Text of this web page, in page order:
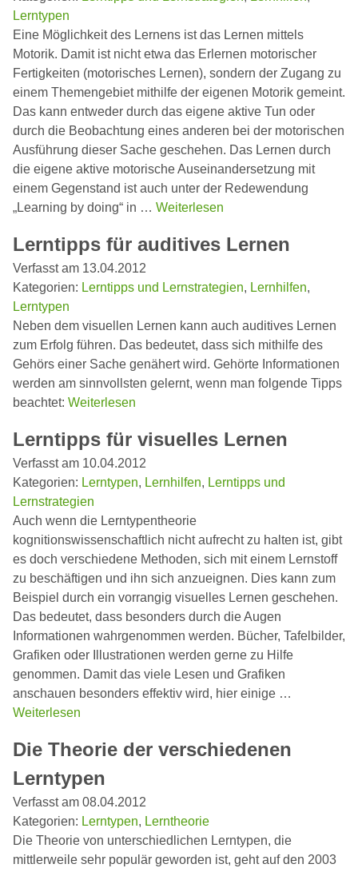
Lerntypen
Eine Möglichkeit des Lernens ist das Lernen mittels
Motorik. Damit ist nicht etwa das Erlernen motorischer
Fertigkeiten (motorisches Lernen), sondern der Zugang zu
einem Themengebiet mithilfe der eigenen Motorik gemeint.
Das kann entweder durch das eigene aktive Tun oder
durch die Beobachtung eines anderen bei der motorischen
Ausführung dieser Sache geschehen. Das Lernen durch
die eigene aktive motorische Auseinandersetzung mit
einem Gegenstand ist auch unter der Redewendung
„Learning by doing“ in … Weiterlesen
Lerntipps für auditives Lernen
Verfasst am 13.04.2012
Kategorien: Lerntipps und Lernstrategien, Lernhilfen,
Lerntypen
Neben dem visuellen Lernen kann auch auditives Lernen
zum Erfolg führen. Das bedeutet, dass sich mithilfe des
Gehörs einer Sache genähert wird. Gehörte Informationen
werden am sinnvollsten gelernt, wenn man folgende Tipps
beachtet: Weiterlesen
Lerntipps für visuelles Lernen
Verfasst am 10.04.2012
Kategorien: Lerntypen, Lernhilfen, Lerntipps und
Lernstrategien
Auch wenn die Lerntypentheorie
kognitionswissenschaftlich nicht aufrecht zu halten ist, gibt
es doch verschiedene Methoden, sich mit einem Lernstoff
zu beschäftigen und ihn sich anzueignen. Dies kann zum
Beispiel durch ein vorrangig visuelles Lernen geschehen.
Das bedeutet, dass besonders durch die Augen
Informationen wahrgenommen werden. Bücher, Tafelbilder,
Grafiken oder Illustrationen werden gerne zu Hilfe
genommen. Damit das viele Lesen und Grafiken
anschauen besonders effektiv wird, hier einige …
Weiterlesen
Die Theorie der verschiedenen
Lerntypen
Verfasst am 08.04.2012
Kategorien: Lerntypen, Lerntheorie
Die Theorie von unterschiedlichen Lerntypen, die
mittlerweile sehr populär geworden ist, geht auf den 2003